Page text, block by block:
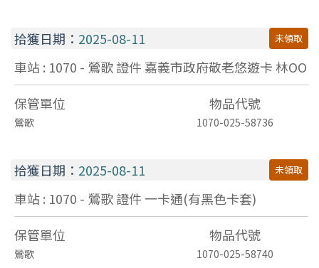
拾獲日期： 2025-08-11 未領取
車站 : 1070 - 鶯歌證件 嘉義市政府敬老悠遊卡 林OO
保管單位
物品代號
鶯歌 1070-025-58736
拾獲日期： 2025-08-11 未領取
車站 : 1070 - 鶯歌證件一卡通(有黑色卡套)
保管單位
物品代號
鶯歌 1070-025-58740